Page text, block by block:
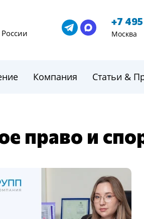
+7
Москва
Компания Статьи &
право и